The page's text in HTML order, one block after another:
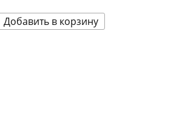
Добавить в корзину